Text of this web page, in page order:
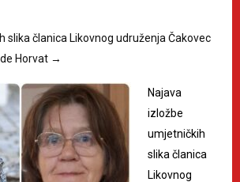
slika članica Likovnog udruženja Čakovec
Horvat →
Najava
izložbe
umjetničkih
slika članica
Likovnog